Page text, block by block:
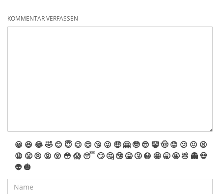
KOMMENTAR VERFASSEN
😀 😆 😂🤣 😊 😇 😉 😍 😘 😜 🤑 🤗 🤓 😎 🤡🤠 😟 😕 😖 😫
😩 😤 😠 😡 😲 😳 😱 😴 🙄 🤔 🤥 🤮 🤧 😷 🤩 🥱 🤬 💩 👻 💀
👽 🎃